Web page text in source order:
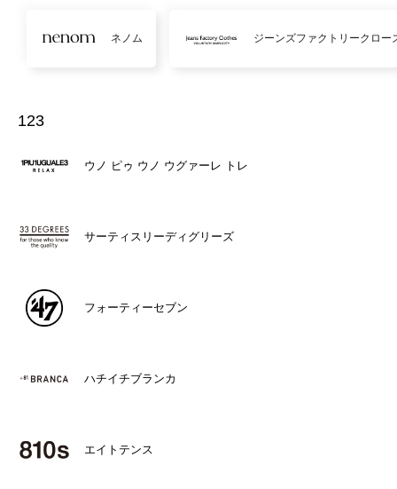
ネノム ジーンズファクトリークロー
123
ウノ ピゥ ウノ ウグァーレ トレ
サーティスリーディグリーズ
フォーティーセブン
ハチイチブランカ
エイトテンス